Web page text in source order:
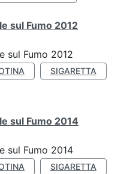
sul Fumo 2012
sul Fumo 2012
SIGARETTA
sul Fumo 2014
sul Fumo 2014
SIGARETTA